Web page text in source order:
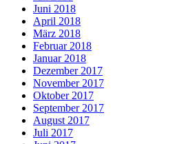
Juni 2018
April 2018
März 2018
Februar 2018
Januar 2018
Dezember 2017
November 2017
Oktober 2017
September 2017
August 2017
Juli 2017